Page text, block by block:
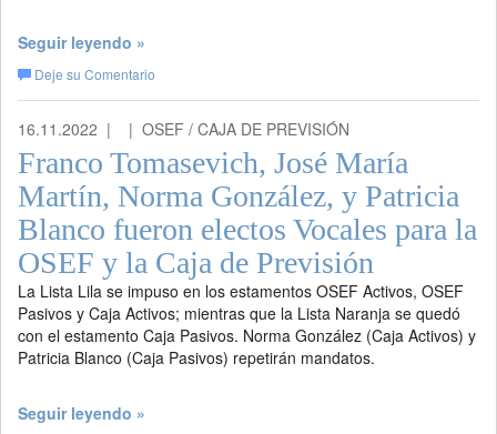
Seguir leyendo »
Deje su Comentario
16.11.2022 | | OSEF / CAJA DE PREVISIÓN
Franco Tomasevich, José María
Martín, Norma González, y Patricia
Blanco fueron electos Vocales para la
OSEF y la Caja de Previsión
La Lista Lila se impuso en los estamentos OSEF Activos, OSEF
Pasivos y Caja Activos; mientras que la Lista Naranja se quedó
con el estamento Caja Pasivos. Norma González (Caja Activos) y
Patricia Blanco (Caja Pasivos) repetirán mandatos.
Seguir leyendo »